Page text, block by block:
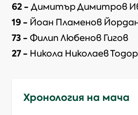
62 - Димитър Димитров
19 - Йоан Пламенов
73 - Филип Любенов Гигов
27 - Никола Николаев
Хронология на мача